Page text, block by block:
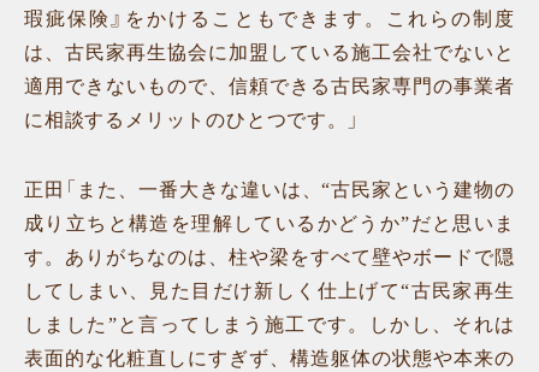
瑕疵保険』をかけることもできます。これらの制度
は、古民家再生協会に加盟している施工会社でないと
適用できないもので、信頼できる古民家専門の事業者
に相談するメリットのひとつです。」
正田「また、一番大きな違いは、“古民家という建物の
成り立ちと構造を理解しているかどうか”だと思いま
す。ありがちなのは、柱や梁をすべて壁やボードで隠
してしまい、見た目だけ新しく仕上げて“古民家再生
しました”と言ってしまう施工です。しかし、それは
表面的な化粧直しにすぎず、構造躯体の状態や本来の